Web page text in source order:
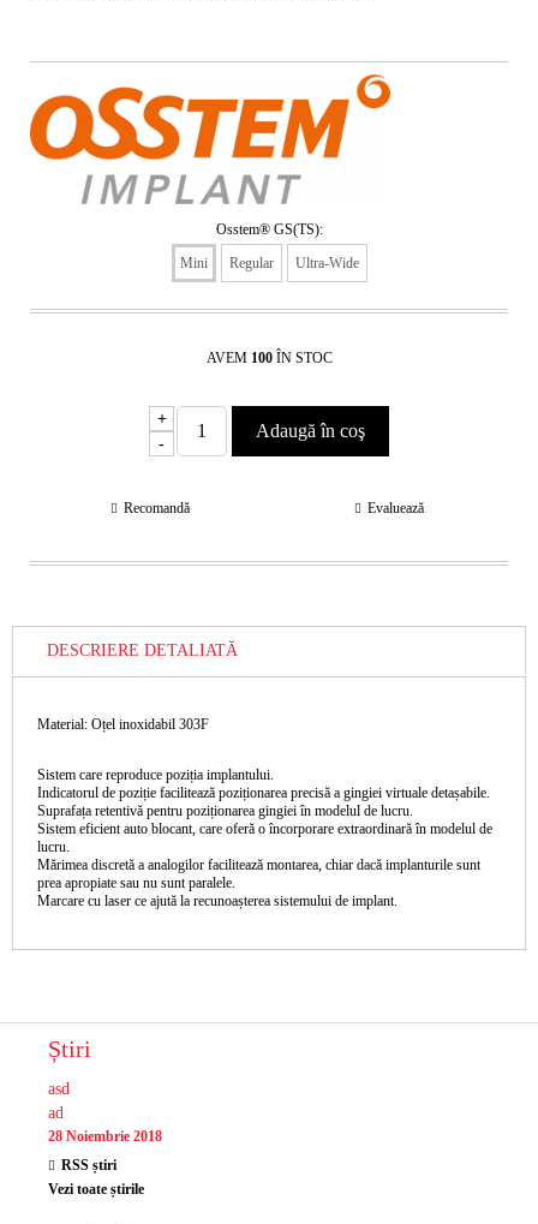
Osstem® GS(TS):
Mini
Regular Ultra-Wide
AVEM 100 ÎN STOC
+
-
Recomandă Evaluează
DESCRIERE DETALIATĂ
Material: Oțel inoxidabil 303F
Sistem care reproduce poziția implantului.
Indicatorul de poziție facilitează poziționarea precisă a gingiei virtuale detașabile.
Suprafața retentivă pentru poziționarea gingiei în modelul de lucru.
Sistem eficient auto blocant, care oferă o încorporare extraordinară în modelul de
lucru.
Mărimea discretă a analogilor facilitează montarea, chiar dacă implanturile sunt
prea apropiate sau nu sunt paralele.
Marcare cu laser ce ajută la recunoașterea sistemului de implant.
Știri
asd
ad
28 Noiembrie 2018
RSS știri
Vezi toate știrile